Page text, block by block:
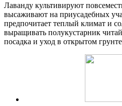
Лаванду культивируют
высаживают на приусадебных
предпочитает теплый климат и
выращивать полукустарник
посадка и уход в открытом